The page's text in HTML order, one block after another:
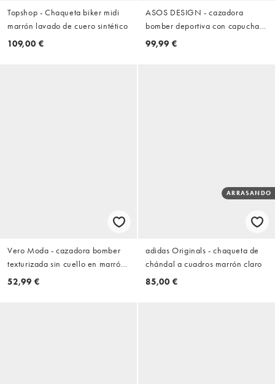
Topshop - Chaqueta biker midi
marrón lavado de cuero sintético
109,00 €
ASOS DESIGN - cazadora
bomber deportiva con capucha y
cremallera de modal en color
99,99 €
Vero Moda - cazadora bomber
texturizada sin cuello en marrón
chocolate
52,99 €
ARRASANDO
adidas Originals - chaqueta de
chándal a cuadros marrón claro
85,00 €